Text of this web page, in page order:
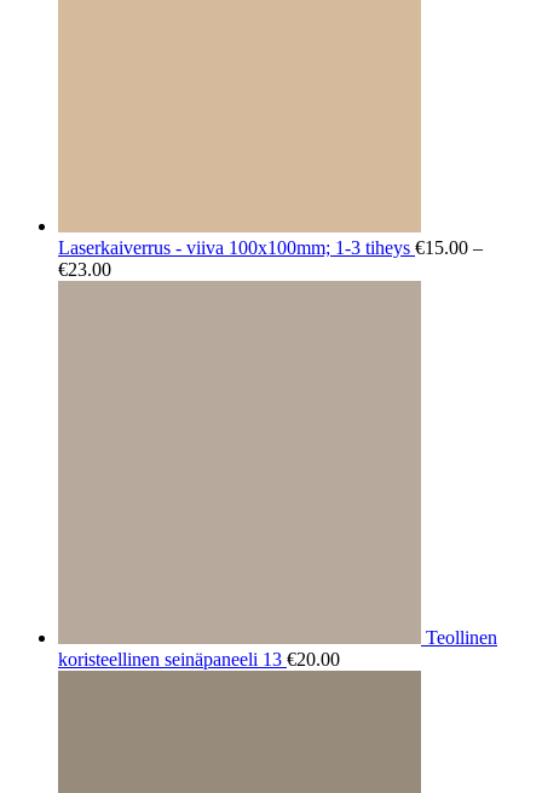
Laserkaiverrus - viiva 100x100mm; 1-3 tiheys €15.00 –
€23.00Hintaluokka:
Teollinen
koristeellinen seinäpaneeli 13 €20.00